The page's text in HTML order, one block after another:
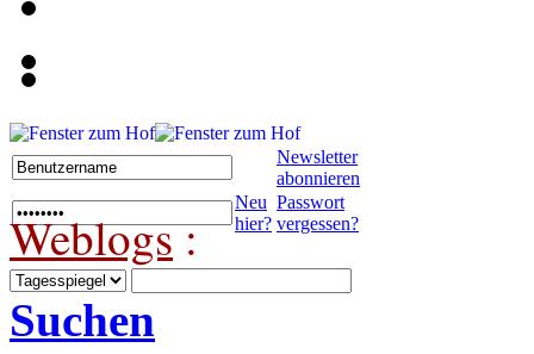
Newsletter
abonnieren
Neu
hier?
Passwort
vergessen?
Weblogs:
Suchen